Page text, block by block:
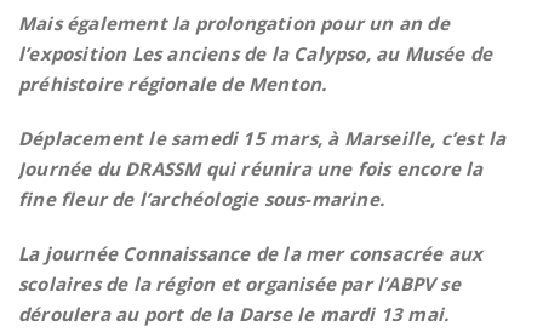
Mais également la prolongation pour un an de
l’exposition Les anciens de la Calypso, au Musée de
préhistoire régionale de Menton.
Déplacement le samedi 15 mars, à Marseille, c’est la
Journée du DRASSM qui réunira une fois encore la
fine fleur de l’archéologie sous-marine.
La journée Connaissance de la mer consacrée aux
scolaires de la région et organisée par l’ABPV se
déroulera au port de la Darse le mardi 13 mai.